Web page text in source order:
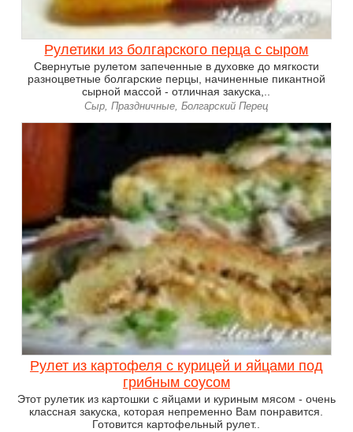
Рулетики из болгарского перца с сыром
Свернутые рулетом запеченные в духовке до мягкости
разноцветные болгарские перцы, начиненные пикантной
сырной массой - отличная закуска,..
Сыр, Праздничные, Болгарский Перец
Рулет из картофеля с курицей и яйцами под
грибным соусом
Этот рулетик из картошки с яйцами и куриным мясом - очень
классная закуска, которая непременно Вам понравится.
Готовится картофельный рулет..